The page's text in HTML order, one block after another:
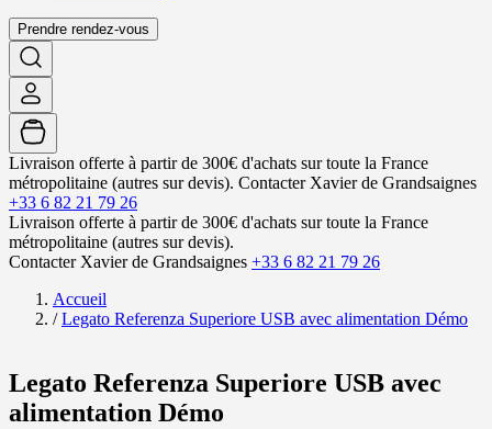
Prendre rendez-vous
Livraison offerte à partir de 300€ d'achats sur toute la France
métropolitaine (autres sur devis). Contacter Xavier de Grandsaignes
+33 6 82 21 79 26
Livraison offerte à partir de 300€ d'achats sur toute la France
métropolitaine (autres sur devis).
Contacter Xavier de Grandsaignes +33 6 82 21 79 26
Accueil
/ Legato Referenza Superiore USB avec alimentation Démo
Legato Referenza Superiore USB avec
alimentation Démo